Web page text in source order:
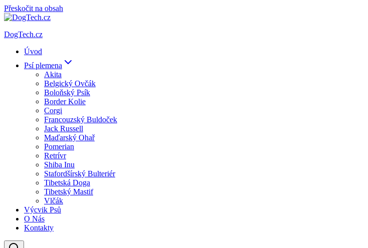
Přeskočit na obsah
DogTech.cz
Úvod
Psí plemena
Akita
Belgický Ovčák
Boloňský Psík
Border Kolie
Corgi
Francouzský Buldoček
Jack Russell
Maďarský Ohař
Pomerian
Retrívr
Shiba Inu
Stafordšírský Bulteriér
Tibetská Doga
Tibetský Mastif
Vlčák
Výcvik Psů
O Nás
Kontakty